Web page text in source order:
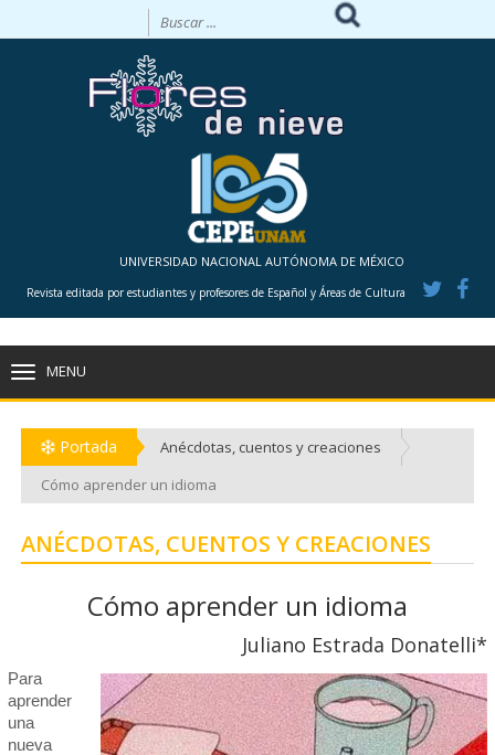
UNIVERSIDAD NACIONAL AUTÓNOMA DE MÉXICO
Revista editada por estudiantes y profesores de Español y Áreas de Cultura
MENU
Portada
Anécdotas, cuentos y creaciones
Cómo aprender un idioma
ANÉCDOTAS, CUENTOS Y CREACIONES
Cómo aprender un idioma
Juliano Estrada Donatelli*
Para
aprender
una
nueva